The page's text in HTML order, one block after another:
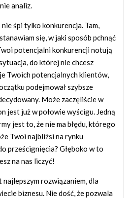
analiz.
śpi tylko konkurencja. Tam,
się, w jaki sposób pchnąć
potencjalni konkurencji notują
do której nie chcesz
Twoich potencjalnych klientów,
podejmował szybsze
Może zaczęliście w
jest już w połowie wyścigu. Jedną
jest to, że nie ma błędu, którego
Twoi najbliżsi na rynku
prześcignięcia? Głęboko w to
na nas liczyć!
rozwiązaniem, dla
biznesu. Nie dość, że pozwala